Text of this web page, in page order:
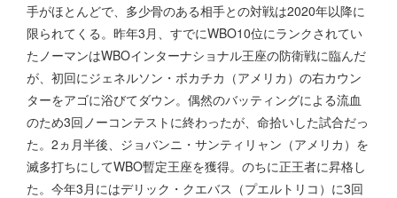
手がほとんどで、多少骨のある相手との対戦は2020年以降に
限られてくる。昨年3月、すでにWBO10位にランクされてい
たノーマンはWBOインターナショナル王座の防衛戦に臨んだ
が、初回にジェネルソン・ボカチカ（アメリカ）の右カウン
ターをアゴに浴びてダウン。偶然のバッティングによる流血
のため3回ノーコンテストに終わったが、命拾いした試合だっ
た。2ヵ月半後、ジョバンニ・サンティリャン（アメリカ）を
滅多打ちにしてWBO暫定王座を獲得。のちに正王者に昇格し
た。今年3月にはデリック・クエバス（プエルトリコ）に3回